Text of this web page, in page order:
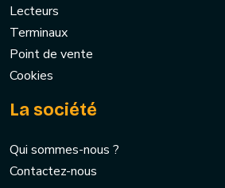
Lecteurs
Terminaux
Point de vente
Cookies
La société
Qui sommes-nous ?
Contactez-nous